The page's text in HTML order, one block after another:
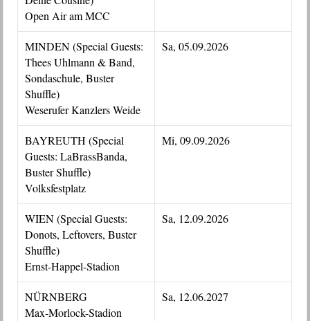
Open Air am MCC
MINDEN (Special Guests:
Thees Uhlmann & Band,
Sondaschule, Buster
Shuffle)
Weserufer Kanzlers Weide
Sa, 05.09.2026
BAYREUTH (Special
Guests: LaBrassBanda,
Buster Shuffle)
Volksfestplatz
Mi, 09.09.2026
WIEN (Special Guests:
Donots, Leftovers, Buster
Shuffle)
Ernst-Happel-Stadion
Sa, 12.09.2026
NÜRNBERG
Max-Morlock-Stadion
Sa, 12.06.2027